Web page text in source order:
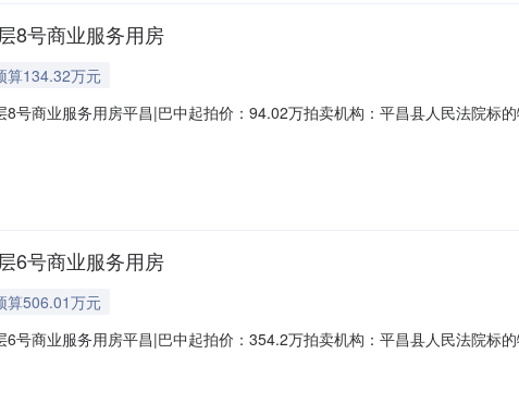
8号商业服务用房
算134.32万元
号商业服务用房平昌|巴中起拍价：94.02万拍卖机构：平昌县人民法院标
的物所在地四川省平昌县江口街道信义大道金太阳光1层8号商业服务用房
6号商业服务用房
算506.01万元
号商业服务用房平昌|巴中起拍价：354.2万拍卖机构：平昌县人民法院标
的物所在地四川省平昌县江口街道信义大道金太阳光1层6号商业服务用